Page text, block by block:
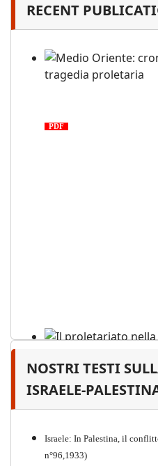
RECENT
PDF
Il proletariato nella
guerra mondiale e
NOSTRI TESTI
ISRAELE-
Israele: In Palestina, il
n°96,1933)